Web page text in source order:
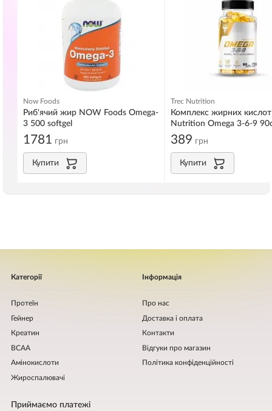
Now Foods
Риб'ячий жир NOW Foods Omega-
3 500 softgel
1781 грн
Купити
Trec Nutrition
Комплекс жирних кислот
Nutrition Omega 3-6-9
389 грн
Купити
Категорії
Протеїн
Гейнер
Креатин
BCAA
Амінокислоти
Жироспалювачі
Інформація
Про нас
Доставка і оплата
Контакти
Відгуки про магазин
Політика конфіденційності
Приймаємо платежі